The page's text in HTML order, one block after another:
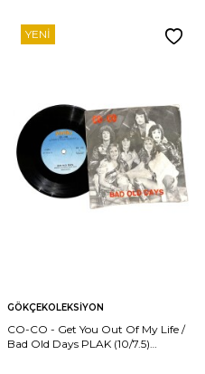
YENI
GÖKÇEKOLEKSIYON
CO-CO - Get You Out Of My Life /
Bad Old Days PLAK (10/7.5)